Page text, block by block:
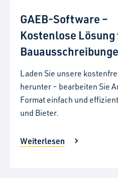
GAEB-Software –
Kostenlose
Laden Sie unsere
herunter – bearbeiten Sie
Format einfach und
und Bieter.​
Weiterlesen